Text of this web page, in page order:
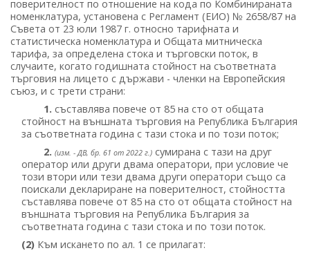
поверителност по отношение на кода по Комбинираната
номенклатура, установена с Регламент (ЕИО) № 2658/87 на
Съвета от 23 юли 1987 г. относно тарифната и
статистическа номенклатура и Общата митническа
тарифа, за определена стока и търговски поток, в
случаите, когато годишната стойност на съответната
търговия на лицето с държави - членки на Европейския
съюз, и с трети страни:
1. съставлява повече от 85 на сто от общата
стойност на външната търговия на Република България
за съответната година с тази стока и по този поток;
2. (изм. - ДВ, бр. 61 от 2022 г.) сумирана с тази на друг
оператор или други двама оператори, при условие че
този втори или тези двама други оператори също са
поискали деклариране на поверителност, стойността
съставлява повече от 85 на сто от общата стойност на
външната търговия на Република България за
съответната година с тази стока и по този поток.
(2) Към искането по ал. 1 се прилагат: